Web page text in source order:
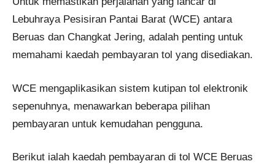
Lebuhraya Pesisiran Pantai Barat (WCE) antara
Beruas dan Changkat Jering, adalah penting untuk
memahami kaedah pembayaran tol yang disediakan.
WCE mengaplikasikan sistem kutipan tol elektronik
sepenuhnya, menawarkan beberapa pilihan
pembayaran untuk kemudahan pengguna.
Berikut ialah kaedah pembayaran di tol WCE Beruas